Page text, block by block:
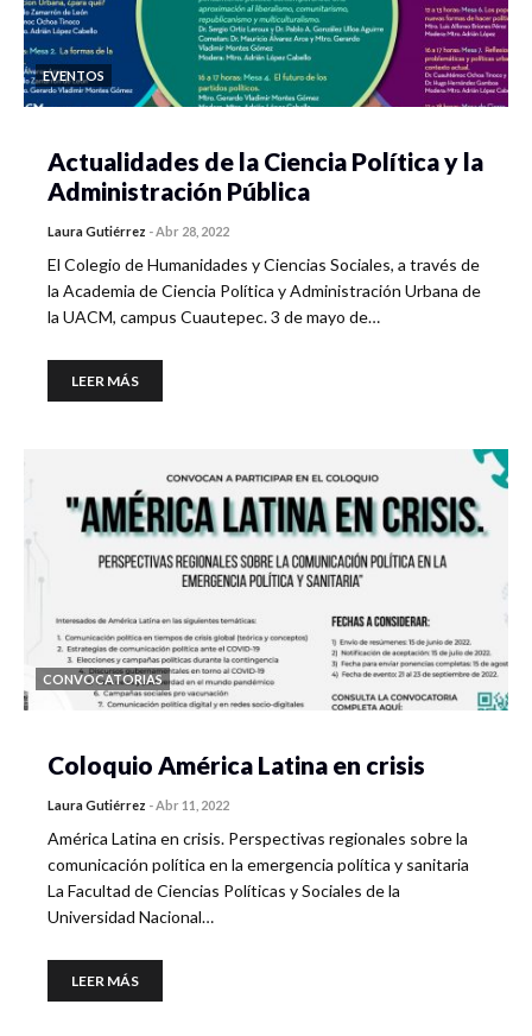
EVENTOS
Actualidades de la Ciencia Política y la
Administración Pública
Laura Gutiérrez -Abr 28, 2022
El Colegio de Humanidades y Ciencias Sociales, a través de
la Academia de Ciencia Política y Administración Urbana de
la UACM, campus Cuautepec. 3 de mayo de…
LEER MÁS
CONVOCATORIAS
Coloquio América Latina en crisis
Laura Gutiérrez -Abr 11, 2022
América Latina en crisis. Perspectivas regionales sobre la
comunicación política en la emergencia política y sanitaria
La Facultad de Ciencias Políticas y Sociales de la
Universidad Nacional…
LEER MÁS